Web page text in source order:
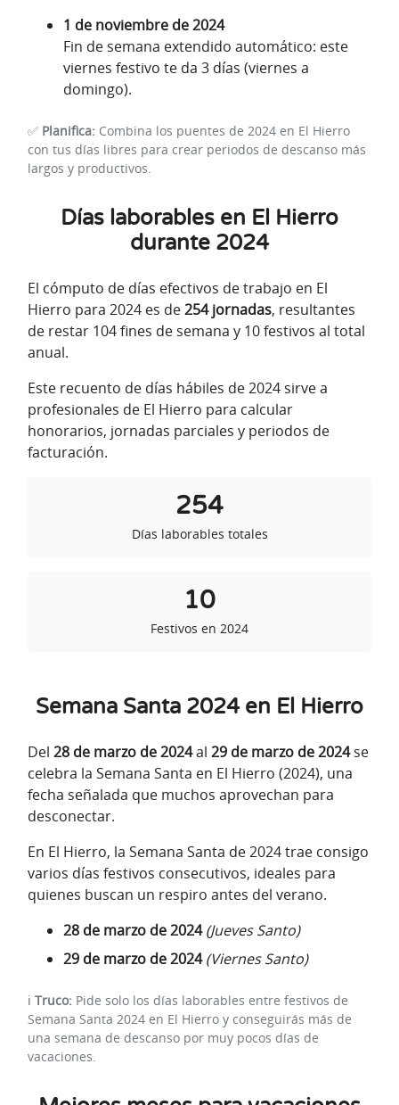
1 de noviembre de 2024
Fin de semana extendido automático: este
viernes festivo te da 3 días (viernes a
domingo).
✅ Planifica: Combina los puentes de 2024 en El Hierro
con tus días libres para crear periodos de descanso más
largos y productivos.
Días laborables en El Hierro
durante 2024
El cómputo de días efectivos de trabajo en El
Hierro para 2024 es de254 jornadas, resultantes
de restar 104 fines de semana y 10 festivos al total
anual.
Este recuento de días hábiles de 2024 sirve a
profesionales de El Hierro para calcular
honorarios, jornadas parciales y periodos de
facturación.
254
Días laborables totales
10
Festivos en 2024
Semana Santa 2024 en El Hierro
Del 28 de marzo de 2024al 29 de marzo de 2024se
celebra la Semana Santa en El Hierro (2024), una
fecha señalada que muchos aprovechan para
desconectar.
En El Hierro, la Semana Santa de 2024 trae consigo
varios días festivos consecutivos, ideales para
quienes buscan un respiro antes del verano.
28 de marzo de 2024 (Jueves Santo)
29 de marzo de 2024 (Viernes Santo)
ℹ️ Truco: Pide solo los días laborables entre festivos de
Semana Santa 2024 en El Hierro y conseguirás más de
una semana de descanso por muy pocos días de
vacaciones.